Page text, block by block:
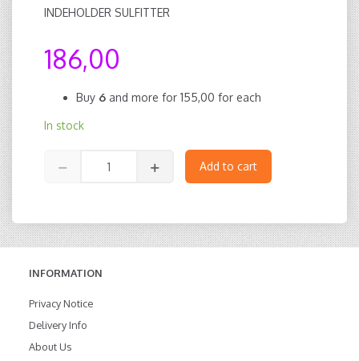
INDEHOLDER SULFITTER
186,00
Buy 6 and more for 155,00 for each
In stock
Add to cart
INFORMATION
Privacy Notice
Delivery Info
About Us